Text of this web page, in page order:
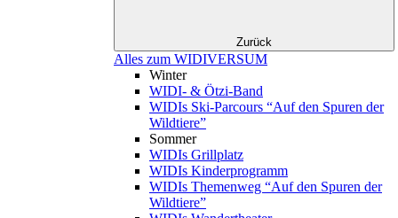
Zurück
Alles zum WIDIVERSUM
Winter
WIDI- & Ötzi-Band
WIDIs Ski-Parcours “Auf den Spuren der
Wildtiere”
Sommer
WIDIs Grillplatz
WIDIs Kinderprogramm
WIDIs Themenweg “Auf den Spuren der
Wildtiere”